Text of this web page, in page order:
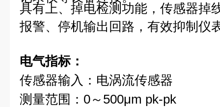
具有上、掉电检测功能，传感器掉
报警、停机输出回路，有效抑制仪
电气指标：
传感器输入：电涡流传感器
测量范围：0～500μm pk-pk